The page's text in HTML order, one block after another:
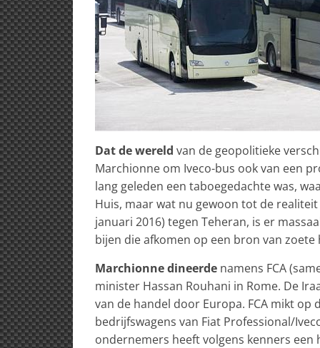
Dat de wereld van de geopolitieke
Marchionne om Iveco-bus ook van een
lang geleden een taboegedachte was,
Huis, maar wat nu gewoon tot de
januari 2016) tegen Teheran, is er
bijen die afkomen op een bron van zoete
Marchionne dineerde namens FCA
minister Hassan Rouhani in Rome. De
van de handel door Europa. FCA mikt op
bedrijfswagens van Fiat Professional/
ondernemers heeft volgens kenners een